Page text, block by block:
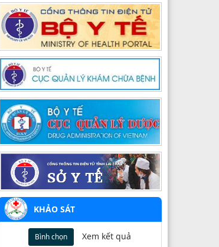
về quy định thống nhất giá dịch vụ
khám bệnh, chữa bệnh
3916/QĐ-BYT
Quyết định 3916/QĐ-BYT, ngày
28/8/2017 của Bộ Y tế về việc phê duyệt
các hướng dẫn kiểm soát nhiễm khuẩn
trong các cơ sở khám bệnh, chữa bệnh
3665/QĐ-BYT
Bộ Y tế ban hành tài liệu Hướng dẫn
quy trình kỹ thuật về Phục hồi chức
năng
2959/QĐ-BYT
Hướng dẫn chẩn đoán điều trị Covi-19
ở Trẻ em của Bộ Y tế
2855/QĐ-BYT
Quyết định công bố thủ tục hành chính
thay thế trong khám chữa bệnh quy
KHẢO SÁT
Bình chọn Xem kết quả